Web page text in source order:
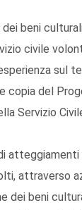
beni
civile
sul
copia del
Servizio
attraverso
dei beni